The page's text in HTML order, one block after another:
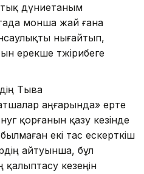
дүниетаным
монша жай ғана
нығайтып,
ерекше тәжірибеге
Тыва
аңғарында» ерте
қорғанын қазу кезінде
екі тас ескерткіш
айтуынша, бұл
қалыптасу кезеңін